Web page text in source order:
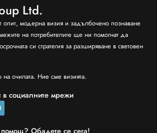
Ltd.
опит, модерна визия и задълбочено познаване
на потребителите ще ни помогнат да
си стратегия за разширяване в световен
очилата. Ние сме визията.
в социалните мрежи